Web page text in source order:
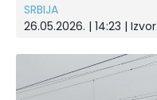
SRBIJA
26.05.2026. | 14:23 | Izvor: